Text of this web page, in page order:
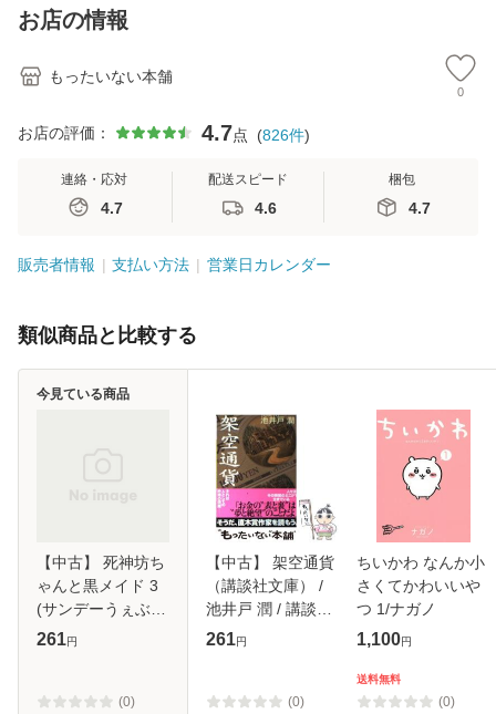
お店の情報
もったいない本舗
0
お店の評価： 4.7点 (826件)
連絡・応対
4.7
配送スピード
4.6
梱包
4.7
販売者情報 支払い方法 営業日カレンダー
類似商品と比較する
【中古】 死神坊ち
ゃんと黒メイド 3
(サンデーうぇぶり
少年サンデーコミ
【メール便送料無
261円
(0)
今見ている商品
【中古】 架空通貨
（講談社文庫） /
池井戸 潤 / 講談社
[文庫]【メール便送
261円
(0)
ちいかわ なんか小
さくてかわいいや
つ 1/ナガノ
1,100円
送料無料
(0)